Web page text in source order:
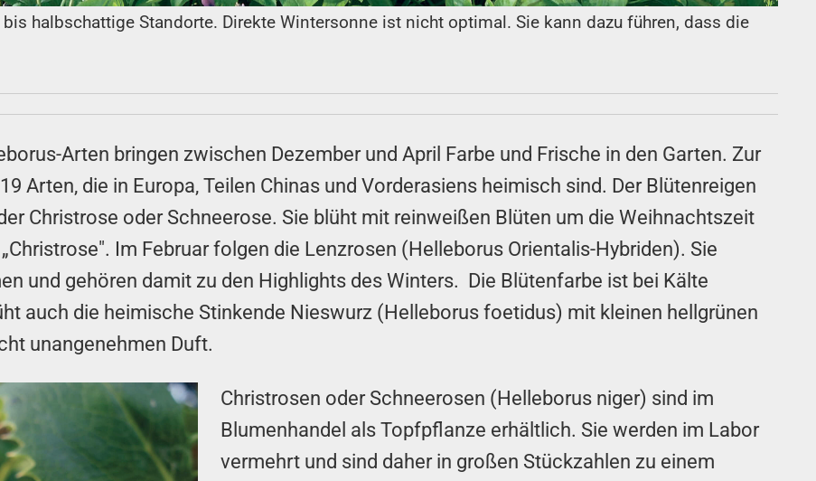
halbschattige Standorte. Direkte Wintersonne ist nicht optimal. Sie kann dazu führen, dass die
Arten bringen zwischen Dezember und April Farbe und Frische in den Garten. Zur
Arten, die in Europa, Teilen Chinas und Vorderasiens heimisch sind. Der Blütenreigen
Christrose oder Schneerose. Sie blüht mit reinweißen Blüten um die Weihnachtszeit
Im Februar folgen die Lenzrosen (Helleborus Orientalis-Hybriden). Sie
und gehören damit zu den Highlights des Winters. Die Blütenfarbe ist bei Kälte
auch die heimische Stinkende Nieswurz (Helleborus foetidus) mit kleinen hellgrünen
unangenehmen Duft.
Christrosen oder Schneerosen (Helleborus niger) sind im
Blumenhandel als Topfpflanze erhältlich. Sie werden im Labor
vermehrt und sind daher in großen Stückzahlen zu einem